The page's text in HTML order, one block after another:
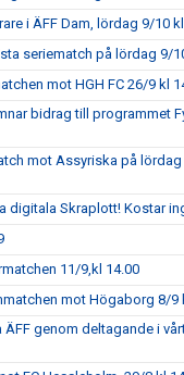
i ÄFF Dam, lördag 9/10
seriematch på lördag 9/
mot HGH FC 26/9 kl
bidrag till programmet
mot Assyriska på lördag
digitala Skraplott! Kostar
11/9,kl 14.00
mot Högaborg 8/9
ÄFF genom deltagande i